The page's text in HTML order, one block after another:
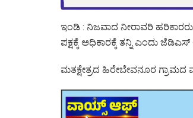
ಇಂಡಿ : ನಿಜವಾದ ನೀರಾವರಿ
ಪಕ್ಷಕ್ಕೆ ಅಧಿಕಾರಕ್ಕೆ ತನ್ನಿ ಎಂದು
ಮತಕ್ಷೇತ್ರದ ಹಿರೇಬೇವನೂರ